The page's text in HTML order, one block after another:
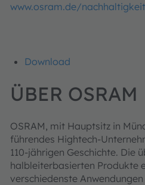
www.osram.de/nachhaltigkeit
Download
ÜBER OSRAM
OSRAM, mit Hauptsitz in
führendes Hightech-
110-jährigen Geschichte. Die
halbleiterbasierten Produkte
verschiedenste